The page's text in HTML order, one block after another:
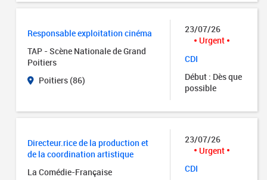
Responsable exploitation cinéma
TAP - Scène Nationale de Grand
Poitiers
Poitiers (86)
23/07/26
Urgent
CDI
Début : Dès que
possible
Directeur.rice de la production et
de la coordination artistique
La Comédie-Française
23/07/26
Urgent
CDI